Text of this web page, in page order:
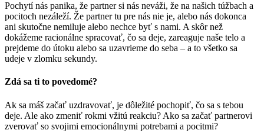
Pochytí nás panika, že partner si nás neváži, že na našich túžbach a
pocitoch nezáleží. Že partner tu pre nás nie je, alebo nás dokonca
ani skutočne nemiluje alebo nechce byť s nami. A skôr než
dokážeme racionálne spracovať, čo sa deje, zareaguje naše telo a
prejdeme do útoku alebo sa uzavrieme do seba – a to všetko sa
udeje v zlomku sekundy.
Zdá sa ti to povedomé?
Ak sa máš začať uzdravovať, je dôležité pochopiť, čo sa s tebou
deje. Ale ako zmeniť rokmi vžitú reakciu? Ako sa začať partnerovi
zverovať so svojimi emocionálnymi potrebami a pocitmi?